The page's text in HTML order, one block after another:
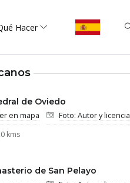
Hacer
de Oviedo
en mapa
Foto: Autor y licencia
kms
de San Pelayo